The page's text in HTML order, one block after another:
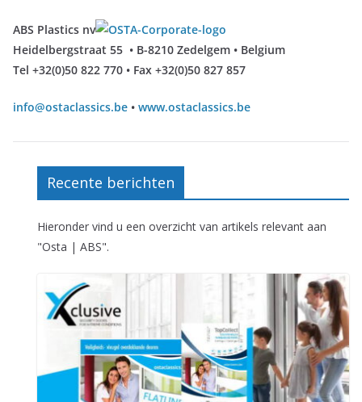
ABS Plastics nv
Heidelbergstraat 55 • B-8210 Zedelgem • Belgium
Tel +32(0)50 822 770 • Fax +32(0)50 827 857
info@ostaclassics.be • www.ostaclassics.be
Recente berichten
Hieronder vind u een overzicht van artikels relevant aan
"Osta | ABS".